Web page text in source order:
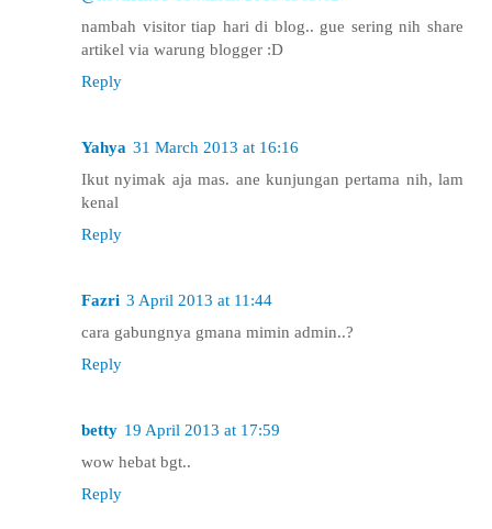
nambah visitor tiap hari di blog.. gue sering nih share
artikel via warung blogger :D
Reply
Yahya 31 March 2013 at 16:16
Ikut nyimak aja mas. ane kunjungan pertama nih, lam
kenal
Reply
Fazri 3 April 2013 at 11:44
cara gabungnya gmana mimin admin..?
Reply
betty 19 April 2013 at 17:59
wow hebat bgt..
Reply